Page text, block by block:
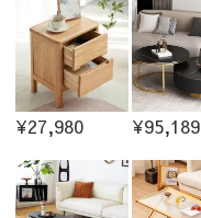
¥27,980 ¥95,189